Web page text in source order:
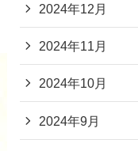
2024年12月
2024年11月
2024年10月
2024年9月